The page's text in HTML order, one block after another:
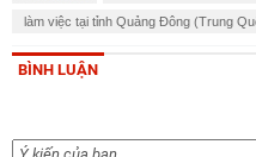
làm việc tại tỉnh Quảng Đông (Trung
BÌNH LUẬN